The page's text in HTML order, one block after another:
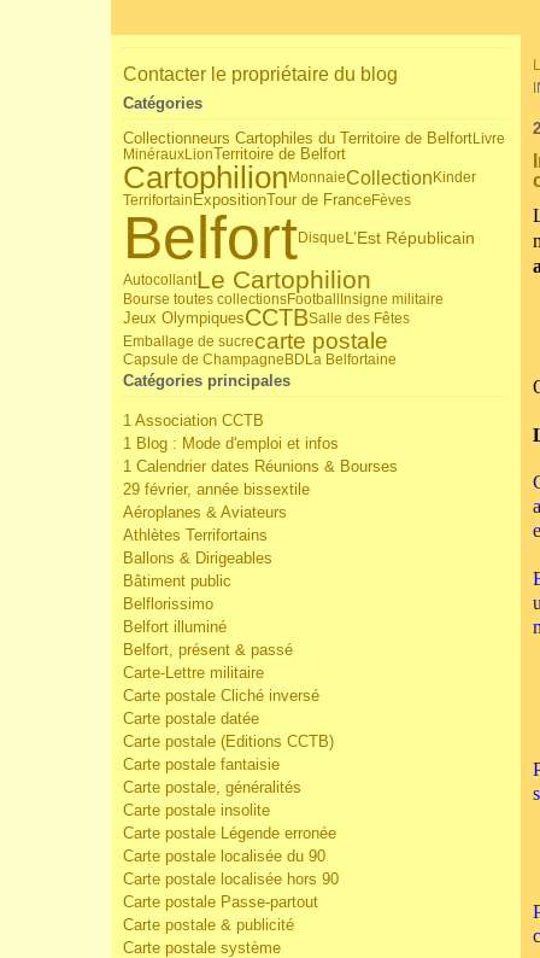
Contacter le propriétaire du blog
Catégories
Collectionneurs Cartophiles du Territoire de BelfortLivre
MinérauxLionTerritoire de Belfort
Cartophilion MonnaieCollection Kinder
Terrifortain ExpositionTour de FranceFèves
BelfortDisqueL’Est Républicain
AutocollantLe Cartophilion
Bourse toutes collectionsFootball Insigne militaire
Jeux OlympiquesCCTBSalle des Fêtes
Emballage de sucrecarte postale
Capsule de Champagne BD La Belfortaine
Catégories principales
1 Association CCTB
1 Blog : Mode d'emploi et infos
1 Calendrier dates Réunions & Bourses
29 février, année bissextile
Aéroplanes & Aviateurs
Athlètes Terrifortains
Ballons & Dirigeables
Bâtiment public
Belflorissimo
Belfort illuminé
Belfort, présent & passé
Carte-Lettre militaire
Carte postale Cliché inversé
Carte postale datée
Carte postale (Editions CCTB)
Carte postale fantaisie
Carte postale, généralités
Carte postale insolite
Carte postale Légende erronée
Carte postale localisée du 90
Carte postale localisée hors 90
Carte postale Passe-partout
Carte postale & publicité
Carte postale système